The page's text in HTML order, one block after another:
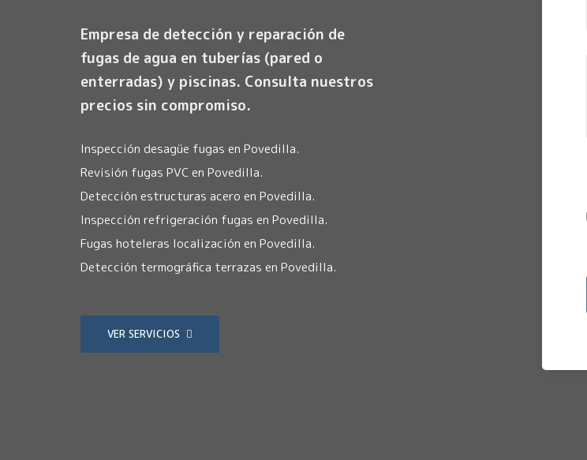
Empresa de detección y reparación de
fugas de agua en tuberías (pared o
enterradas) y piscinas. Consulta nuestros
precios sin compromiso.
Inspección desagüe fugas en Povedilla.
Revisión fugas PVC en Povedilla.
Detección estructuras acero en Povedilla.
Inspección refrigeración fugas en Povedilla.
Fugas hoteleras localización en Povedilla.
Detección termográfica terrazas en Povedilla.
VER SERVICIOS